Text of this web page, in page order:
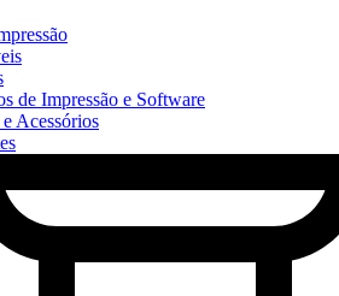
de Impressão e Software
Acessórios